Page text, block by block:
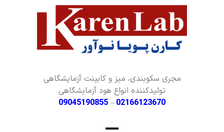
مجری سکوبندی، میز و کابینت آزمایشگاهی
تولیدکننده انواع هود آزمایشگاهی
02166123670
–
09045190855